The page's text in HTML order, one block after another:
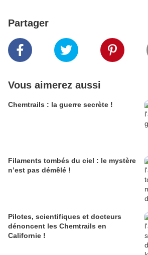
Partager
Vous aimerez aussi
Chemtrails : la guerre secrète !
Filaments tombés du ciel : le mystère
n’est pas démêlé !
Pilotes, scientifiques et docteurs
dénoncent les Chemtrails en
Californie !